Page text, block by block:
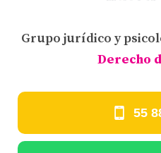
Grupo jurídico y
Derecho
55